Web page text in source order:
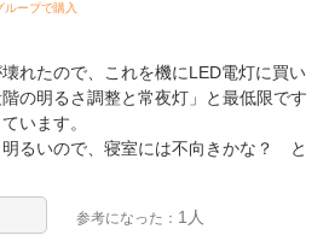
ループで購入
れたので、これを機にLED電灯に買い
の明るさ調整と常夜灯」と最低限です
います。
るいので、寝室には不向きかな？ と
参考になった： 1人